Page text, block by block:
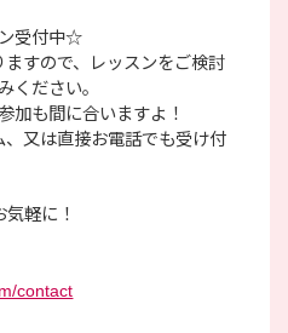
受付中☆
すので、レッスンをご検討
ください。
加も間に合いますよ！
又は直接お電話でも受け付
軽に！
contact